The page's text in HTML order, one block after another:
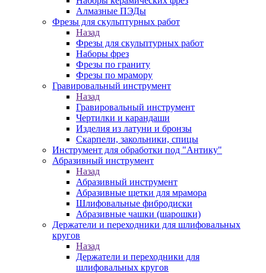
Алмазные ПЭДы
Фрезы для скульптурных работ
Назад
Фрезы для скульптурных работ
Наборы фрез
Фрезы по граниту
Фрезы по мрамору
Гравировальный инструмент
Назад
Гравировальный инструмент
Чертилки и карандаши
Изделия из латуни и бронзы
Скарпели, закольники, спицы
Инструмент для обработки под "Антику"
Абразивный инструмент
Назад
Абразивный инструмент
Абразивные щетки для мрамора
Шлифовальные фибродиски
Абразивные чашки (шарошки)
Держатели и переходники для шлифовальных
кругов
Назад
Держатели и переходники для
шлифовальных кругов